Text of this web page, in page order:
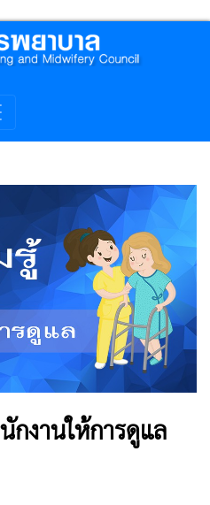
งานให้การดูแล